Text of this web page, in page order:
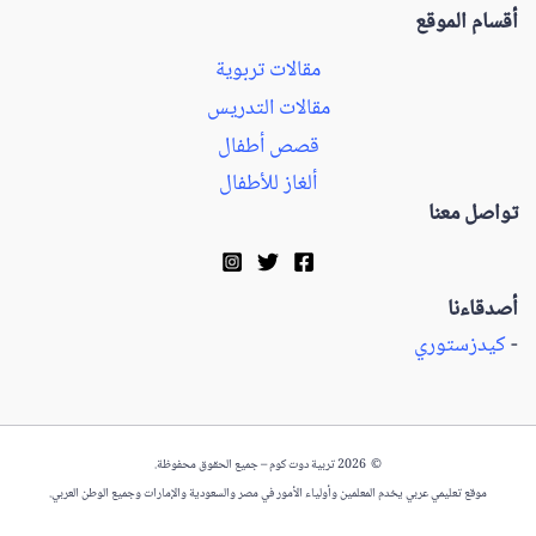
أقسام الموقع
مقالات تربوية
مقالات التدريس
قصص أطفال
ألغاز للأطفال
تواصل معنا
أصدقاءنا
-كيدزستوري
© 2026 تربية دوت كوم – جميع الحقوق محفوظة.
موقع تعليمي عربي يخدم المعلمين وأولياء الأمور في مصر والسعودية والإمارات وجميع الوطن العربي.